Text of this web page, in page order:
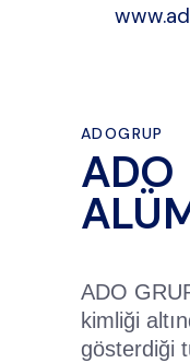
ADOGRUP
ADO
ADO
kimliği
gösterdiği